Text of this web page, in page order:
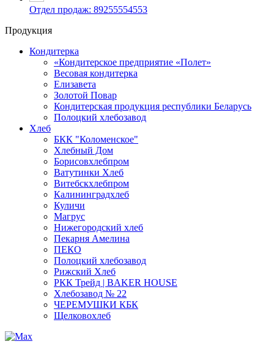
Отдел продаж: 89255554553
Продукция
Кондитерка
«Кондитерское предприятие «Полет»
Весовая кондитерка
Елизавета
Золотой Повар
Кондитерская продукция республики Беларусь
Полоцкий хлебозавод
Хлеб
БКК "Коломенское"
Хлебный Дом
Борисовхлебпром
Ватутинки Хлеб
Витебскхлебпром
Калининградхлеб
Куличи
Магрус
Нижегородский хлеб
Пекарня Амелина
ПЕКО
Полоцкий хлебозавод
Рижский Хлеб
РКК Трейд | BAKER HOUSE
Хлебозавод № 22
ЧЕРЕМУШКИ КБК
Щелковохлеб